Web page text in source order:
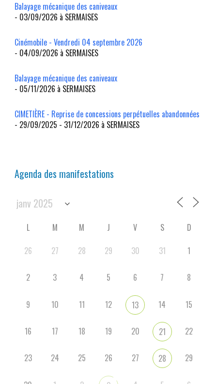
Balayage mécanique des caniveaux
- 03/09/2026 à SERMAISES
Cinémobile - Vendredi 04 septembre 2026
- 04/09/2026 à SERMAISES
Balayage mécanique des caniveaux
- 05/11/2026 à SERMAISES
CIMETIÈRE - Reprise de concessions perpétuelles abandonnées
- 29/09/2025 - 31/12/2026 à SERMAISES
Agenda des manifestations
L M M J V S
D
26
27 28 29 30 31 1
2 3 4 5 6 7 8
9 10 11 12 13 14 15
16 17 18 19 20 21 22
23 24 25 26 27 28 29